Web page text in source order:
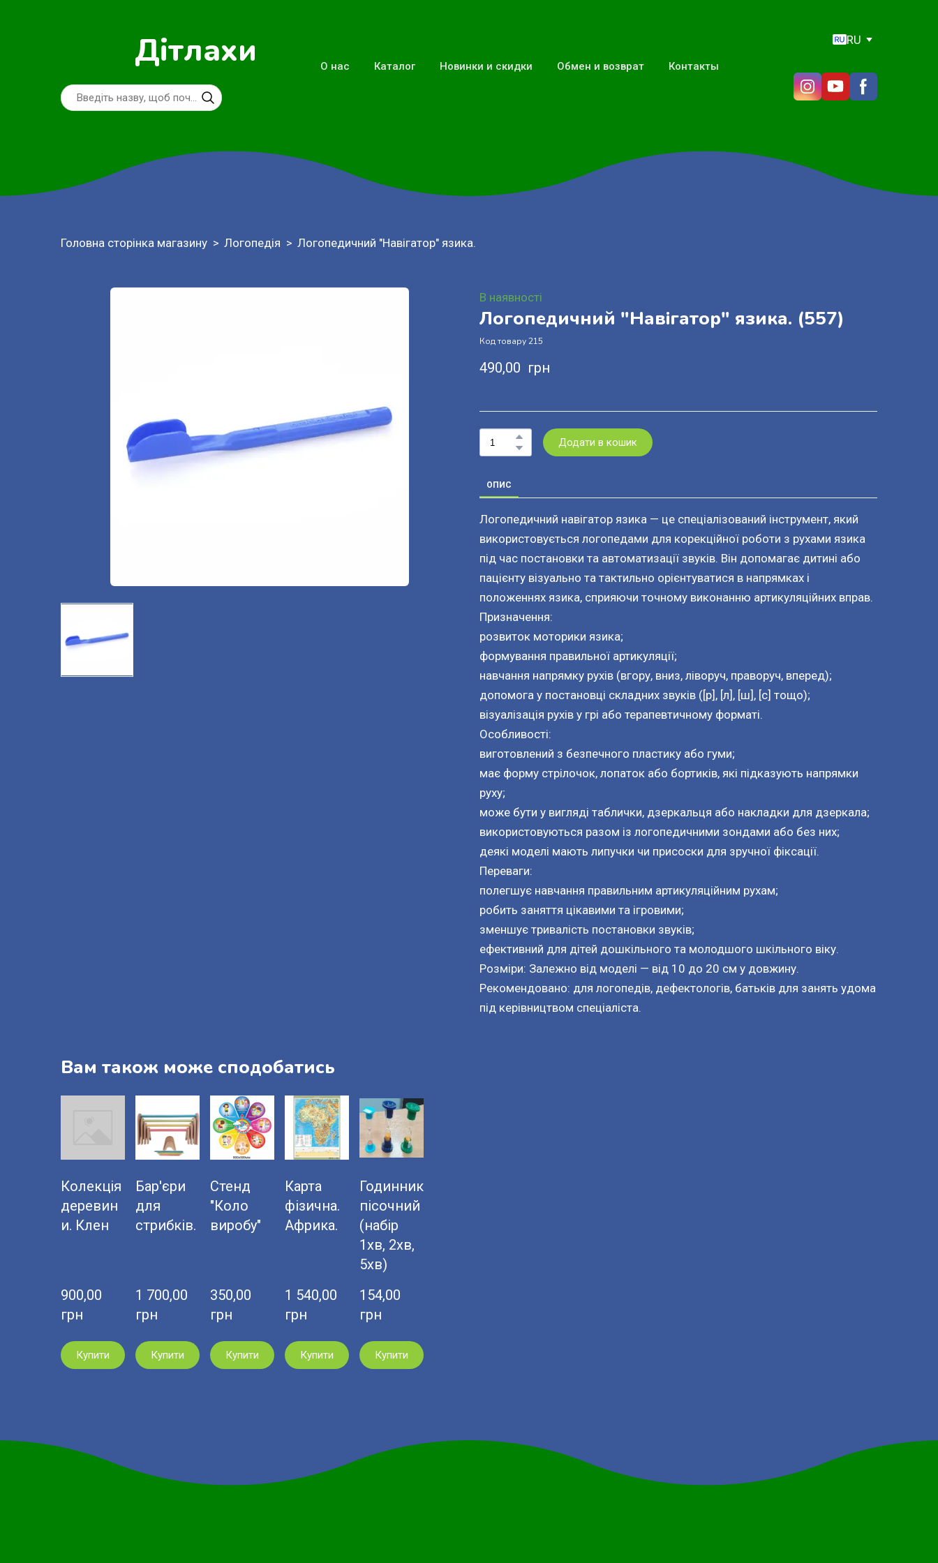
Дітлахи О нас Каталог Новинки и скидки Обмен и возврат Контакты
RU
Головна сторінка магазину Логопедія Логопедичний "Навігатор" язика.
В наявності
Логопедичний "Навігатор" язика. (557)
Код товару 215
490,00  грн
Додати в кошик
ОПИС
Логопедичний навігатор язика — це спеціалізований інструмент, який
використовується логопедами для корекційної роботи з рухами язика
під час постановки та автоматизації звуків. Він допомагає дитині або
пацієнту візуально та тактильно орієнтуватися в напрямках і
положеннях язика, сприяючи точному виконанню артикуляційних вправ.
Призначення:
розвиток моторики язика;
формування правильної артикуляції;
навчання напрямку рухів (вгору, вниз, ліворуч, праворуч, вперед);
допомога у постановці складних звуків ([р], [л], [ш], [с] тощо);
візуалізація рухів у грі або терапевтичному форматі.
Особливості:
виготовлений з безпечного пластику або гуми;
має форму стрілочок, лопаток або бортиків, які підказують напрямки
руху;
може бути у вигляді таблички, дзеркальця або накладки для дзеркала;
використовуються разом із логопедичними зондами або без них;
деякі моделі мають липучки чи присоски для зручної фіксації.
Переваги:
полегшує навчання правильним артикуляційним рухам;
робить заняття цікавими та ігровими;
зменшує тривалість постановки звуків;
ефективний для дітей дошкільного та молодшого шкільного віку.
Розміри: Залежно від моделі — від 10 до 20 см у довжину.
Рекомендовано: для логопедів, дефектологів, батьків для занять удома
під керівництвом спеціаліста.
Вам також може сподобатись
Колекція
деревин
и. Клен
900,00
грн
Купити
Бар'єри
для
стрибків.
1 700,00
грн
Купити
Стенд
"Коло
виробу"
350,00
грн
Купити
Карта
фізична.
Африка.
1 540,00
грн
Купити
Годинник
пісочний
(набір
1хв, 2хв,
5хв)
154,00
грн
Купити